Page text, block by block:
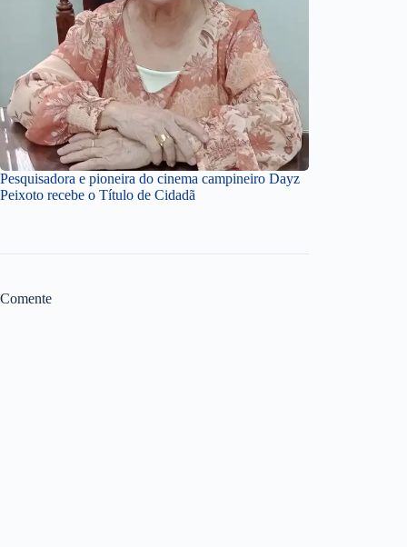
Pesquisadora e pioneira do cinema campineiro Dayz
Peixoto recebe o Título de Cidadã
Comente